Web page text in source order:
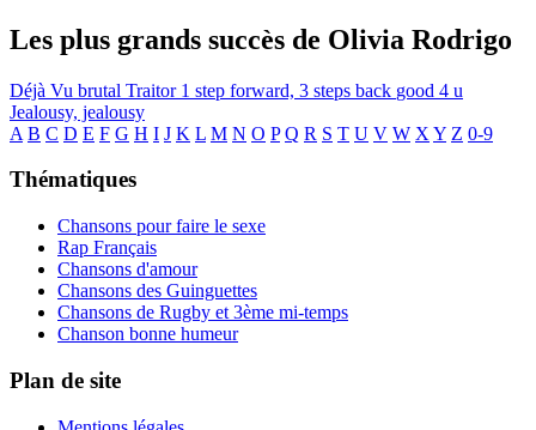
Les plus grands succès de Olivia Rodrigo
Déjà Vu brutal Traitor 1 step forward, 3 steps back good 4 u
Jealousy, jealousy
A B C D E F G H I J K L M N O P Q R S T U V W X Y Z 0-9
Thématiques
Chansons pour faire le sexe
Rap Français
Chansons d'amour
Chansons des Guinguettes
Chansons de Rugby et 3ème mi-temps
Chanson bonne humeur
Plan de site